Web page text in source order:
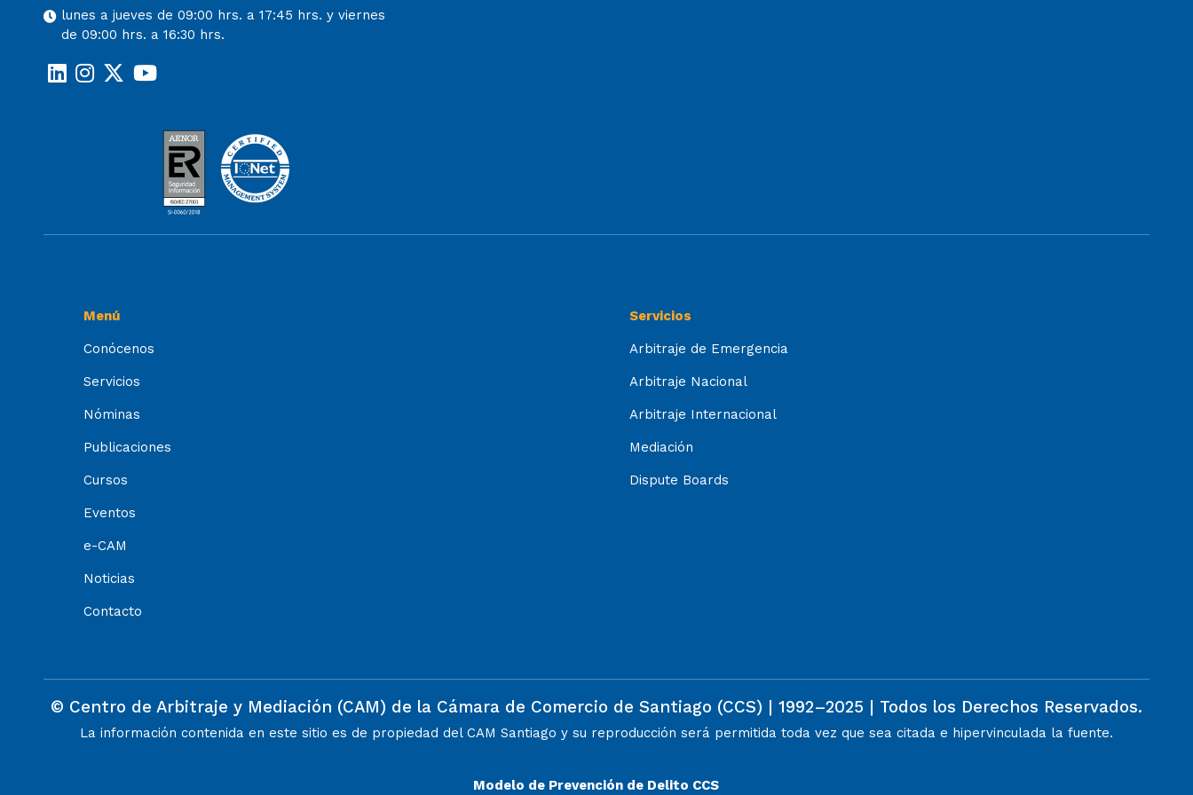
lunes a jueves de 09:00 hrs. a 17:45 hrs. y viernes
de 09:00 hrs. a 16:30 hrs.
Menú
Conócenos
Servicios
Nóminas
Publicaciones
Cursos
Eventos
e-CAM
Noticias
Contacto
Servicios
Arbitraje de Emergencia
Arbitraje Nacional
Arbitraje Internacional
Mediación
Dispute Boards
© Centro de Arbitraje y Mediación (CAM) de la Cámara de Comercio de Santiago (CCS) | 1992–2025 | Todos los Derechos Reservados.
La información contenida en este sitio es de propiedad del CAM Santiago y su reproducción será permitida toda vez que sea citada e hipervinculada la fuente.
Modelo de Prevención de Delito CCS